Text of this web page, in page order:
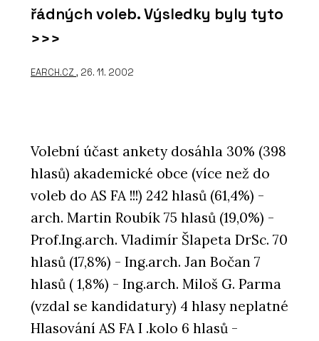
řádných voleb. Výsledky byly tyto
>>>
EARCH.CZ , 26. 11. 2002
Volební účast ankety dosáhla 30% (398
hlasů) akademické obce (více než do
voleb do AS FA !!!) 242 hlasů (61,4%) -
arch. Martin Roubík 75 hlasů (19,0%) -
Prof.Ing.arch. Vladimír Šlapeta DrSc. 70
hlasů (17,8%) - Ing.arch. Jan Bočan 7
hlasů ( 1,8%) - Ing.arch. Miloš G. Parma
(vzdal se kandidatury) 4 hlasy neplatné
Hlasování AS FA I .kolo 6 hlasů -